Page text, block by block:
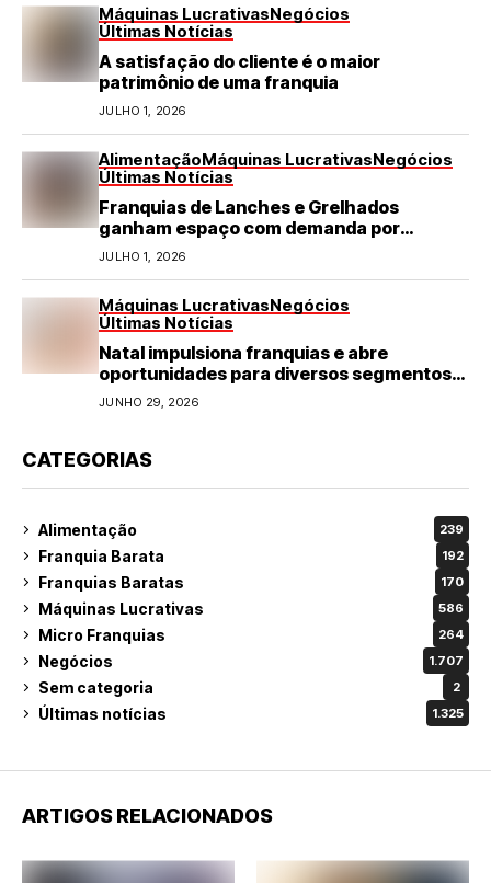
Máquinas LucrativasNegócios
Últimas Notícias
A satisfação do cliente é o maior
patrimônio de uma franquia
JULHO 1, 2026
AlimentaçãoMáquinas LucrativasNegócios
Últimas Notícias
Franquias de Lanches e Grelhados
ganham espaço com demanda por
refeições rápidas e de qualidade
JULHO 1, 2026
Máquinas LucrativasNegócios
Últimas Notícias
Natal impulsiona franquias e abre
oportunidades para diversos segmentos
do varejo
JUNHO 29, 2026
CATEGORIAS
Alimentação 239
Franquia Barata 192
Franquias Baratas 170
Máquinas Lucrativas 586
Micro Franquias 264
Negócios 1.707
Sem categoria 2
Últimas notícias 1.325
ARTIGOS RELACIONADOS